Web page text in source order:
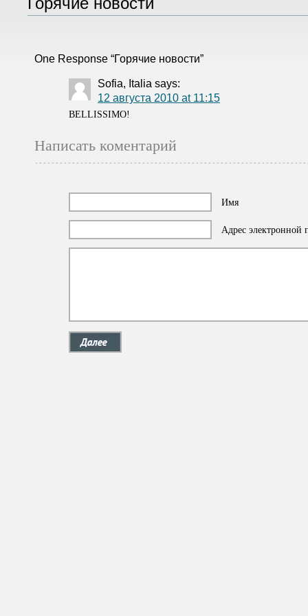
One Response “Горячие новости”
Sofia, Italia says:
12 августа 2010 at 11:15
BELLISSIMO!
Написать коментарий
Имя
Адрес электронной